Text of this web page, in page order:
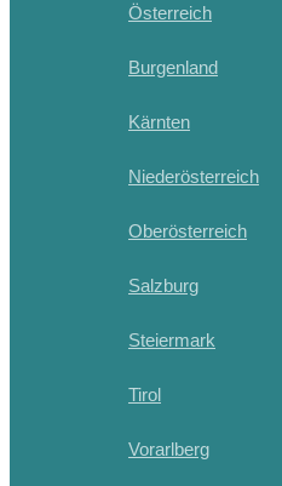
Österreich
Burgenland
Kärnten
Niederösterreich
Oberösterreich
Salzburg
Steiermark
Tirol
Vorarlberg